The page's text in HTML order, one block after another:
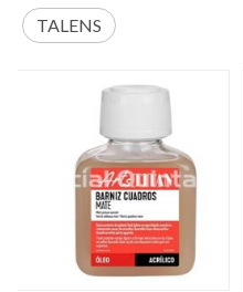
TALENS